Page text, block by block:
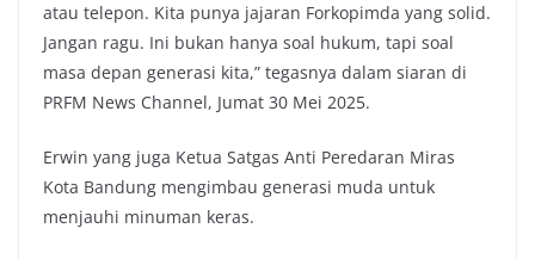
atau telepon. Kita punya jajaran Forkopimda yang solid.
Jangan ragu. Ini bukan hanya soal hukum, tapi soal
masa depan generasi kita,” tegasnya dalam siaran di
PRFM News Channel, Jumat 30 Mei 2025.
Erwin yang juga Ketua Satgas Anti Peredaran Miras
Kota Bandung mengimbau generasi muda untuk
menjauhi minuman keras.